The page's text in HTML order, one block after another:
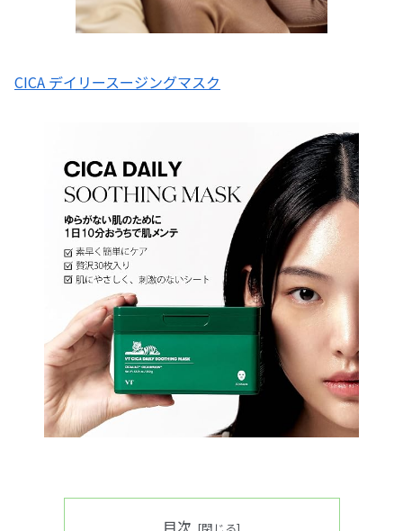
CICA デイリースージングマスク
目次